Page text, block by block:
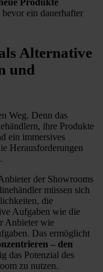
Produkte
ein dauerhafter
Alternative
und
Weg. Denn das
ihre Produkte
ein immersives
Herausforderungen
der Showrooms
müssen sich
die
Aufgaben wie die
Anbieter wie
Das ermöglicht
– den
das Potenzial des
zu nutzen.